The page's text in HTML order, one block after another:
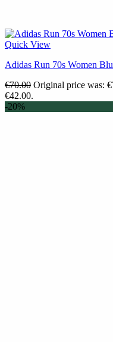
Quick View
Adidas Run 70s Women
€70.00 Original price was:
€42.00.
-20%